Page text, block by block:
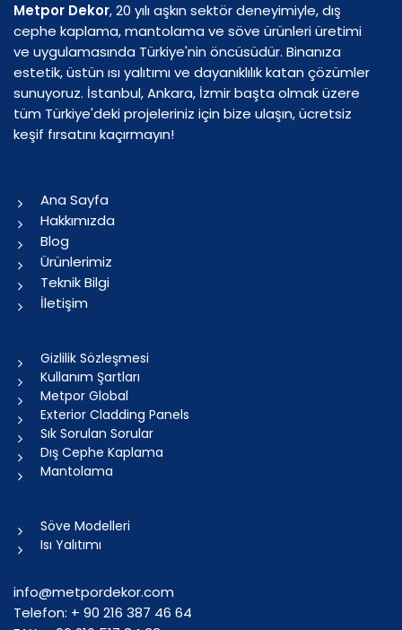
Metpor Dekor, 20 yılı aşkın sektör deneyimiyle, dış
cephe kaplama, mantolama ve söve ürünleri üretimi
ve uygulamasında Türkiye'nin öncüsüdür. Binanıza
estetik, üstün ısı yalıtımı ve dayanıklılık katan çözümler
sunuyoruz. İstanbul, Ankara, İzmir başta olmak üzere
tüm Türkiye'deki projeleriniz için bize ulaşın, ücretsiz
keşif fırsatını kaçırmayın!
Ana Sayfa
Hakkımızda
Blog
Ürünlerimiz
Teknik Bilgi
İletişim
Gizlilik Sözleşmesi
Kullanım Şartları
Metpor Global
Exterior Cladding Panels
Sık Sorulan Sorular
Dış Cephe Kaplama
Mantolama
Söve Modelleri
Isı Yalıtımı
info@metpordekor.com
Telefon: + 90 216 387 46 64